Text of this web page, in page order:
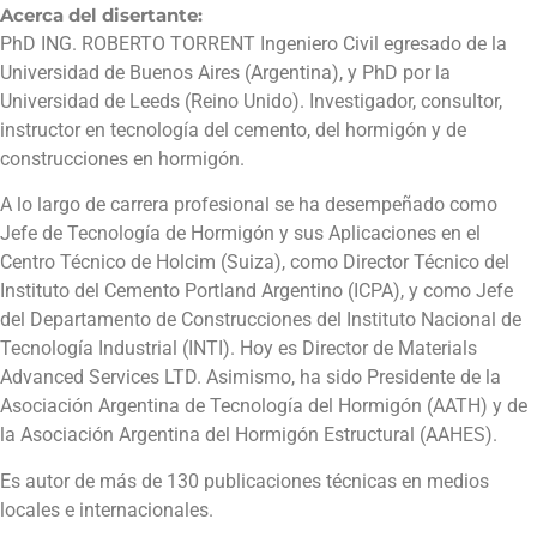
Acerca del disertante:
PhD ING. ROBERTO TORRENT Ingeniero Civil egresado de la
Universidad de Buenos Aires (Argentina), y PhD por la
Universidad de Leeds (Reino Unido). Investigador, consultor,
instructor en tecnología del cemento, del hormigón y de
construcciones en hormigón.
A lo largo de carrera profesional se ha desempeñado como
Jefe de Tecnología de Hormigón y sus Aplicaciones en el
Centro Técnico de Holcim (Suiza), como Director Técnico del
Instituto del Cemento Portland Argentino (ICPA), y como Jefe
del Departamento de Construcciones del Instituto Nacional de
Tecnología Industrial (INTI). Hoy es Director de Materials
Advanced Services LTD. Asimismo, ha sido Presidente de la
Asociación Argentina de Tecnología del Hormigón (AATH) y de
la Asociación Argentina del Hormigón Estructural (AAHES).
Es autor de más de 130 publicaciones técnicas en medios
locales e internacionales.